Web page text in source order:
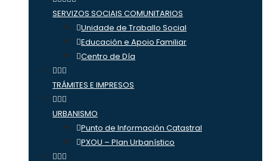
SERVIZOS SOCIAIS COMUNITARIOS
Unidade de Traballo Social
Educación e Apoio Familiar
Centro de Día
TRÁMITES E IMPRESOS
URBANISMO
Punto de Información Catastral
PXOU – Plan Urbanístico